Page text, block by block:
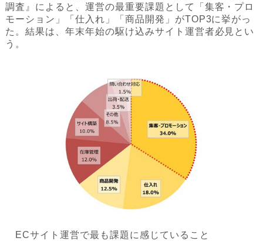
調査』によると、運営の最重要課題として「集客・プロ
モーション」「仕入れ」「商品開発」がTOP3に挙がっ
た。結果は、年末年始の駆け込みサイト運営者必見とい
う。
ECサイト運営で最も課題に感じていること